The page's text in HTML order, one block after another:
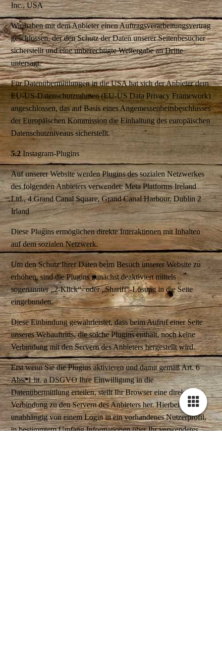
Inc., USA
Wir haben mit dem Anbieter einen Auftragsverarbeitungsvertrag
geschlossen, der den Schutz der Daten unserer Seitenbesucher
sicherstellt und eine unberechtigte Weitergabe an Dritte
untersagt.
Für Datenübermittlungen in die USA hat sich der Anbieter dem
EU-US-Datenschutzrahmen (EU-US Data Privacy Framework)
angeschlossen, das auf Basis eines Angemessenheitsbeschlusses
der Europäischen Kommission die Einhaltung des europäischen
Datenschutzniveaus sicherstellt.
5.2 Instagram-Plugins
Auf unserer Website werden Plugins des sozialen Netzwerkes
des folgenden Anbieters verwendet: Meta Platforms Ireland
Ltd., 4 Grand Canal Square, Grand Canal Harbour, Dublin 2
Irland
Diese Plugins ermöglichen direkte Interaktionen mit Inhalten
auf dem sozialen Netzwerk.
Um den Schutz Ihrer Daten beim Besuch unserer Website zu
erhöhen, sind die Plugins zunächst deaktiviert mittels
sogenannter „2-Klick“- oder „Shariff“-Lösung in die Seite
eingebunden.
Diese Einbindung gewährleistet, dass beim Aufruf einer Seite
unseres Webauftritts, die solche Plugins enthält, noch keine
Verbindung mit den Servern des Anbieters hergestellt wird.
Erst wenn Sie die Plugins aktivieren und damit gemäß Art. 6
Abs. 1 lit. a DSGVO Ihre Einwilligung in die
Datenübermittlung erteilen, stellt Ihr Browser eine direkte
Verbindung zu den Servern des Anbieters her. Hierbei werden,
unabhängig von einem Login in ein vorhandenes Nutzerprofil,
in bestimmtem Umfang Informationen über Ihr verwendetes